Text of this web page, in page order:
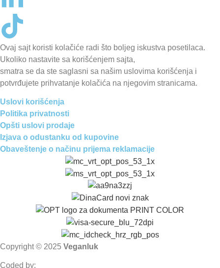
Ovaj sajt koristi kolačiće radi što boljeg iskustva posetilaca.
Ukoliko nastavite sa korišćenjem sajta,
smatra se da ste saglasni sa našim uslovima korišćenja i
potvrđujete prihvatanje kolačića na njegovim stranicama.
Uslovi korišćenja
Politika privatnosti
Opšti uslovi prodaje
Izjava o odustanku od kupovine
Obaveštenje o načinu prijema reklamacije
Copyright © 2025 Veganluk
Coded by: